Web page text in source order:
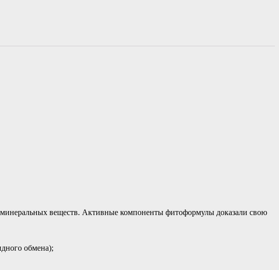
веществ. Активные компоненты фитоформулы доказали свою
обмена);